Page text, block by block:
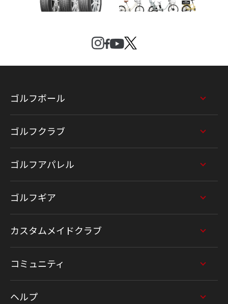
ゴルフボール
ゴルフクラブ
ゴルフアパレル
ゴルフギア
カスタムメイドクラブ
コミュニティ
ヘルプ